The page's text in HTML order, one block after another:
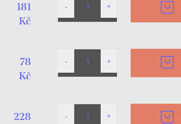
181
Kč
78
Kč
228